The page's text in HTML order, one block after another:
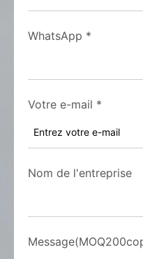
WhatsApp *
Votre e-mail *
Nom de l'entreprise